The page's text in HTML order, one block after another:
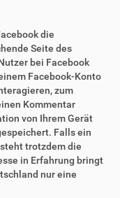
die
Seite des
bei Facebook
Facebook-Konto
zum
Kommentar
von Ihrem Gerät
Falls ein
trotzdem die
in Erfahrung bringt
nur eine